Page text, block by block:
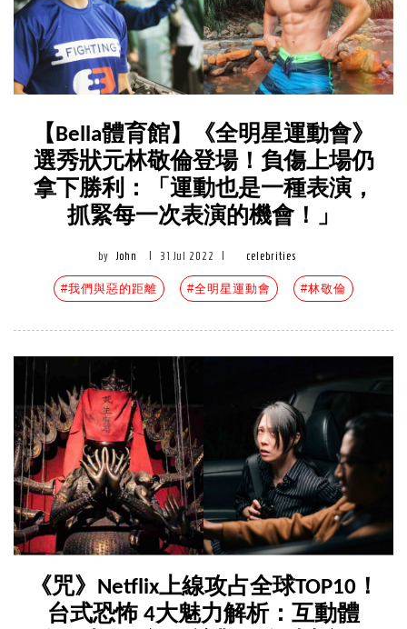
【Bella體育館】《全明星運動會》
選秀狀元林敬倫登場！負傷上場仍
拿下勝利：「運動也是一種表演，
抓緊每一次表演的機會！」
by John 31 Jul 2022 celebrities
#我們與惡的距離 #全明星運動會 #林敬倫
《咒》Netflix上線攻占全球TOP10！
台式恐怖 4大魅力解析：互動體